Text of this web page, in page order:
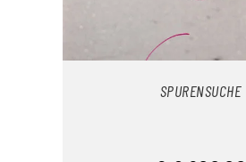
SPURENSUCHE